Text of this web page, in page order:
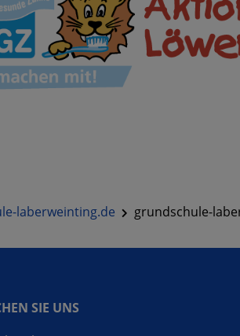
laberweinting.de grundschule-
SIE UNS